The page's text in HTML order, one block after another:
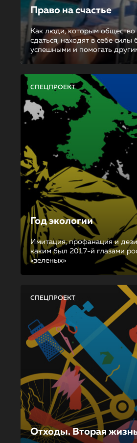
Право на счастье
Как люди, которым общество
сдаться, находят в себе силы
успешными и помогать
СПЕЦПРОЕКТ
Год экологии
Имитация, профанация и
каким был 2017-й глазами
«зеленых»
СПЕЦПРОЕКТ
Отходы. Вторая